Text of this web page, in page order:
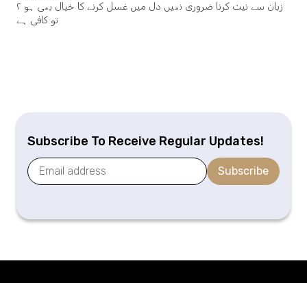
۲ زبان سے نیت کرنا ضروری نھیں دل میں غسل کرنے کا خیال بھی ہو
تو کافی ہے
Subscribe To Receive Regular Updates!
Subscribe